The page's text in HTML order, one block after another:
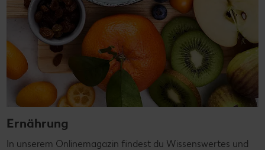
Ernährung
In unserem Onlinemagazin findest du Wissenswertes und